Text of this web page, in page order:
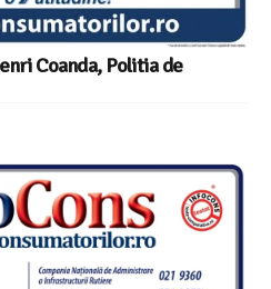
Coanda, Politia de